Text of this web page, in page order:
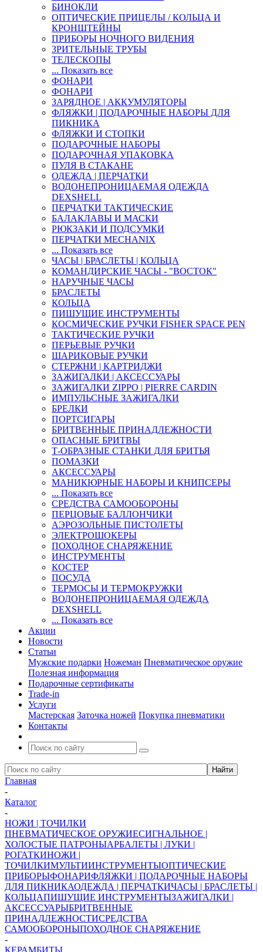
БИНОКЛИ
ОПТИЧЕСКИЕ ПРИЦЕЛЫ / КОЛЬЦА И
КРОНШТЕЙНЫ
ПРИБОРЫ НОЧНОГО ВИДЕНИЯ
ЗРИТЕЛЬНЫЕ ТРУБЫ
ТЕЛЕСКОПЫ
... Показать все
ФОНАРИ
ФОНАРИ
ЗАРЯДНОЕ | АККУМУЛЯТОРЫ
ФЛЯЖКИ | ПОДАРОЧНЫЕ НАБОРЫ ДЛЯ
ПИКНИКА
ФЛЯЖКИ И СТОПКИ
ПОДАРОЧНЫЕ НАБОРЫ
ПОДАРОЧНАЯ УПАКОВКА
ПУЛЯ В СТАКАНЕ
ОДЕЖДА | ПЕРЧАТКИ
ВОДОНЕПРОНИЦАЕМАЯ ОДЕЖДА
DEXSHELL
ПЕРЧАТКИ ТАКТИЧЕСКИЕ
БАЛАКЛАВЫ И МАСКИ
РЮКЗАКИ И ПОДСУМКИ
ПЕРЧАТКИ MECHANIX
... Показать все
ЧАСЫ | БРАСЛЕТЫ | КОЛЬЦА
КОМАНДИРСКИЕ ЧАСЫ - "ВОСТОК"
НАРУЧНЫЕ ЧАСЫ
БРАСЛЕТЫ
КОЛЬЦА
ПИШУЩИЕ ИНСТРУМЕНТЫ
КОСМИЧЕСКИЕ РУЧКИ FISHER SPACE PEN
ТАКТИЧЕСКИЕ РУЧКИ
ПЕРЬЕВЫЕ РУЧКИ
ШАРИКОВЫЕ РУЧКИ
СТЕРЖНИ | КАРТРИДЖИ
ЗАЖИГАЛКИ | АКСЕССУАРЫ
ЗАЖИГАЛКИ ZIPPO | PIERRE CARDIN
ИМПУЛЬСНЫЕ ЗАЖИГАЛКИ
БРЕЛКИ
ПОРТСИГАРЫ
БРИТВЕННЫЕ ПРИНАДЛЕЖНОСТИ
ОПАСНЫЕ БРИТВЫ
Т-ОБРАЗНЫЕ СТАНКИ ДЛЯ БРИТЬЯ
ПОМАЗКИ
АКСЕССУАРЫ
МАНИКЮРНЫЕ НАБОРЫ И КНИПСЕРЫ
... Показать все
СРЕДСТВА САМООБОРОНЫ
ПЕРЦОВЫЕ БАЛЛОНЧИКИ
АЭРОЗОЛЬНЫЕ ПИСТОЛЕТЫ
ЭЛЕКТРОШОКЕРЫ
ПОХОДНОЕ СНАРЯЖЕНИЕ
ИНСТРУМЕНТЫ
КОСТЕР
ПОСУДА
ТЕРМОСЫ И ТЕРМОКРУЖКИ
ВОДОНЕПРОНИЦАЕМАЯ ОДЕЖДА
DEXSHELL
... Показать все
Акции
Новости
Статьи
Мужские подарки Ножеман Пневматическое оружие
Полезная информация
Подарочные сертификаты
Trade-in
Услуги
Мастерская Заточка ножей Покупка пневматики
Контакты
Главная
-
Каталог
-
НОЖИ | ТОЧИЛКИ
ПНЕВМАТИЧЕСКОЕ ОРУЖИЕСИГНАЛЬНОЕ |
ХОЛОСТЫЕ ПАТРОНЫАРБАЛЕТЫ | ЛУКИ |
РОГАТКИНОЖИ |
ТОЧИЛКИМУЛЬТИИНСТРУМЕНТЫОПТИЧЕСКИЕ
ПРИБОРЫФОНАРИФЛЯЖКИ | ПОДАРОЧНЫЕ НАБОРЫ
ДЛЯ ПИКНИКАОДЕЖДА | ПЕРЧАТКИЧАСЫ | БРАСЛЕТЫ |
КОЛЬЦАПИШУЩИЕ ИНСТРУМЕНТЫЗАЖИГАЛКИ |
АКСЕССУАРЫБРИТВЕННЫЕ
ПРИНАДЛЕЖНОСТИСРЕДСТВА
САМООБОРОНЫПОХОДНОЕ СНАРЯЖЕНИЕ
-
КЕРАМБИТЫ